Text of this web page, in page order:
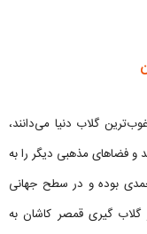
گلاب دنیا می‌دانند،
و فضاهای مذهبی دیگر را به
بوده و در سطح جهانی
گیری قمصر کاشان به